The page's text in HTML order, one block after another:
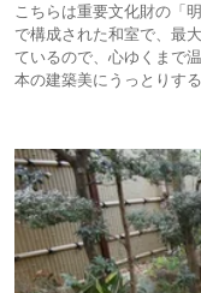
こちらは重要文化財の「
で構成された和室で、最
ているので、心ゆくまで
本の建築美にうっとりす